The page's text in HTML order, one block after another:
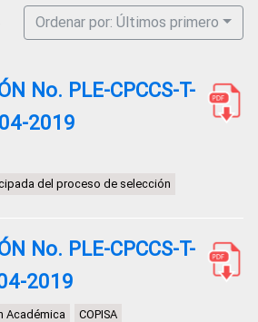
Ordenar por: Últimos primero
No. PLE-CPCCS-T-
2019
del proceso de selección
No. PLE-CPCCS-T-
2019
Académica COPISA